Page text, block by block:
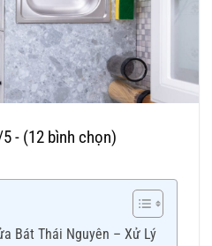
- (12 bình chọn)
Bát Thái Nguyên – Xử Lý